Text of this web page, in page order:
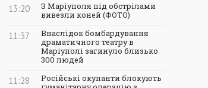
13:20
З Маріуполя під обстрілами
вивезли коней (ФОТО)
11:37
Внаслідок бомбардування
драматичного театру в
Маріуполі загинуло близько
300 людей
11:28
Російські окупанти блокують